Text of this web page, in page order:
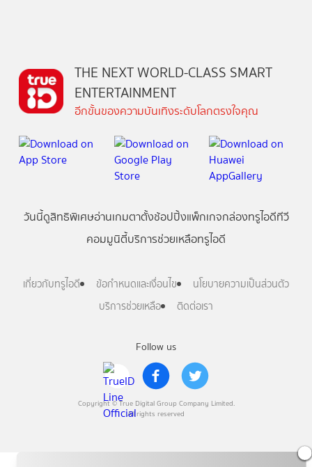
Follow us
Copyright © True Digital Group Company Limited.
All rights reserved
THE NEXT WORLD-CLASS SMART
ENTERTAINMENT
อีกขั้นของความบันเทิงระดับโลกตรงใจคุณ
วันนี้ดูสิทธิพิเศษอ่านเกมตาตั้งช้อปปิ้งแพ็กเกจกล่องทรูไอดีทีวี
คอมมูนิตี้บริการช่วยเหลือทรูไอดี
เกี่ยวกับทรูไอดี ข้อกำหนดและเงื่อนไข
นโยบายความเป็นส่วนตัว
บริการช่วยเหลือ
ติดต่อเรา